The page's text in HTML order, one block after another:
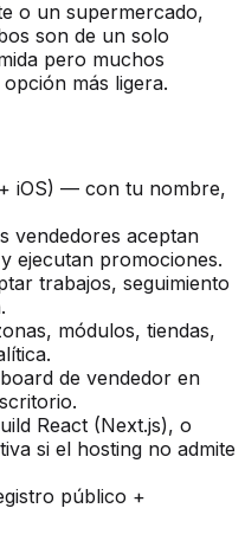
o un supermercado,
son de un solo
pero muchos
opción más ligera.
iOS) — con tu nombre,
vendedores aceptan
ejecutan promociones.
trabajos, seguimiento
módulos, tiendas,
de vendedor en
React (Next.js), o
si el hosting no admite
público +